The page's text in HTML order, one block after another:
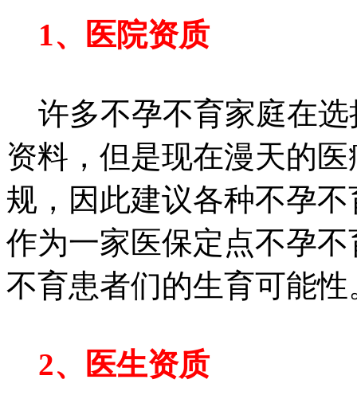
1、医院资质
许多不孕不育家庭在选
资料，但是现在漫天的
规，因此建议各种不孕
作为一家医保定点不孕
不育患者们的生育可能性
2、医生资质